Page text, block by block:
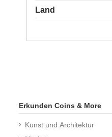
Land
Erkunden Coins & More
Kunst und Architektur